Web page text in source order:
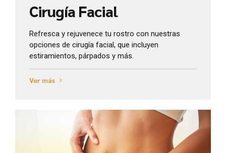
Cirugía Facial
Refresca y rejuvenece tu rostro con nuestras
opciones de cirugía facial, que incluyen
estiramientos, párpados y más.
Ver más